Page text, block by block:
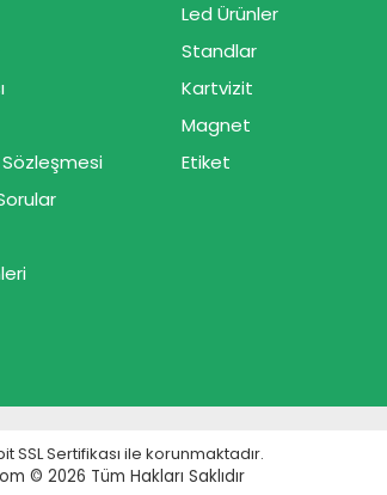
Led Ürünler
Standlar
Kartvizit
Magnet
Etiket
SSL Sertifikası ile korunmaktadır.
© 2026 Tüm Hakları Saklıdır